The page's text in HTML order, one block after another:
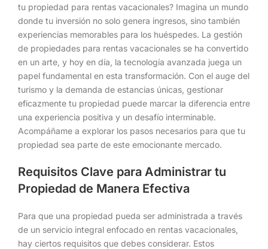
tu propiedad para rentas vacacionales? Imagina un mundo
donde tu inversión no solo genera ingresos, sino también
experiencias memorables para los huéspedes. La gestión
de propiedades para rentas vacacionales se ha convertido
en un arte, y hoy en día, la tecnología avanzada juega un
papel fundamental en esta transformación. Con el auge del
turismo y la demanda de estancias únicas, gestionar
eficazmente tu propiedad puede marcar la diferencia entre
una experiencia positiva y un desafío interminable.
Acompáñame a explorar los pasos necesarios para que tu
propiedad sea parte de este emocionante mercado.
Requisitos Clave para Administrar tu
Propiedad de Manera Efectiva
Para que una propiedad pueda ser administrada a través
de un servicio integral enfocado en rentas vacacionales,
hay ciertos requisitos que debes considerar. Estos